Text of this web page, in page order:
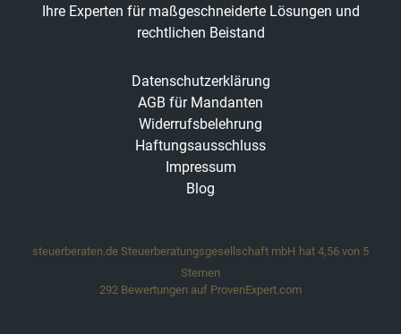
Ihre Experten für maßgeschneiderte Lösungen und
rechtlichen Beistand
Datenschutzerklärung
AGB für Mandanten
Widerrufsbelehrung
Haftungsausschluss
Impressum
Blog
steuerberaten.de Steuerberatungsgesellschaft mbH hat 4,56 von 5
Sternen
292 Bewertungen auf ProvenExpert.com